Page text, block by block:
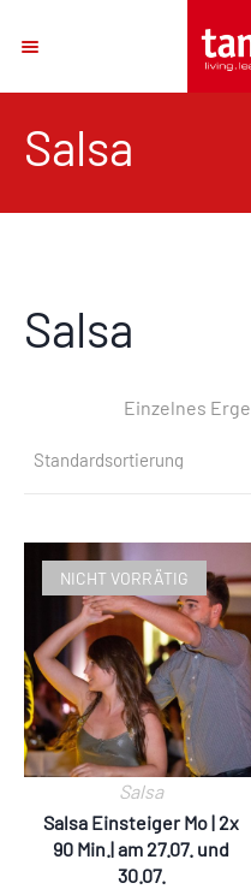
Salsa
Salsa
Einzelnes
NICHT VORRÄTIG
Salsa
Salsa Einsteiger Mo | 2x
90 Min.| am 27.07. und
30.07.